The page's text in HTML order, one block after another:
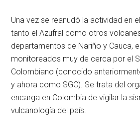
Una vez se reanudó la actividad en
tanto el Azufral como otros
departamentos de Nariño y Cauca,
monitoreados muy de cerca por el
Colombiano (conocido
y ahora como SGC). Se trata del
encarga en Colombia de vigilar la
vulcanología del país.